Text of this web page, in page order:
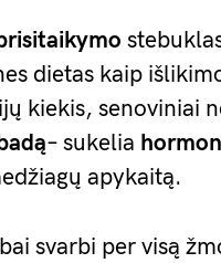
dietas kaip
kiekis, senoviniai
– sukelia
apykaitą.
svarbi per visą